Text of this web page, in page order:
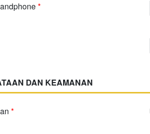
*
DAN KEAMANAN
*